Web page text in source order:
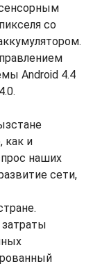
со
Android 4.4
как и
наших
сети,